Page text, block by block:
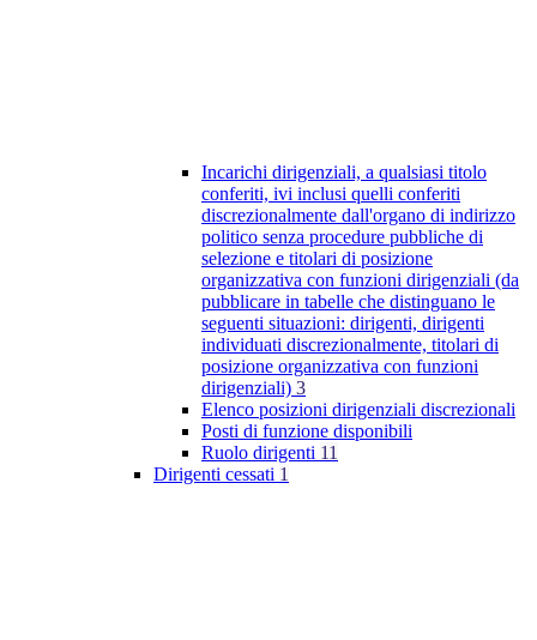
Incarichi dirigenziali, a qualsiasi titolo
conferiti, ivi inclusi quelli conferiti
discrezionalmente dall'organo di indirizzo
politico senza procedure pubbliche di
selezione e titolari di posizione
organizzativa con funzioni dirigenziali (da
pubblicare in tabelle che distinguano le
seguenti situazioni: dirigenti, dirigenti
individuati discrezionalmente, titolari di
posizione organizzativa con funzioni
dirigenziali) 3
Elenco posizioni dirigenziali discrezionali
Posti di funzione disponibili
Ruolo dirigenti 11
Dirigenti cessati 1